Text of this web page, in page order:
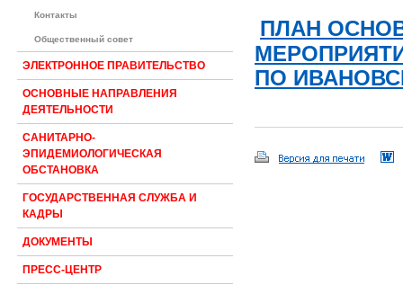
Контакты
Общественный совет
ЭЛЕКТРОННОЕ ПРАВИТЕЛЬСТВО
ОСНОВНЫЕ НАПРАВЛЕНИЯ
ДЕЯТЕЛЬНОСТИ
САНИТАРНО-
ЭПИДЕМИОЛОГИЧЕСКАЯ
ОБСТАНОВКА
ГОСУДАРСТВЕННАЯ СЛУЖБА И
КАДРЫ
ДОКУМЕНТЫ
ПРЕСС-ЦЕНТР
ПЛАН
ПО